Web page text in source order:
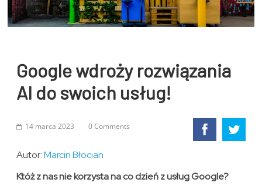
Google wdroży rozwiązania
AI do swoich usług!
14 marca 2023 0 Comments
Autor:Marcin Błocian
Któż z nas nie korzysta na co dzień z usług Google?